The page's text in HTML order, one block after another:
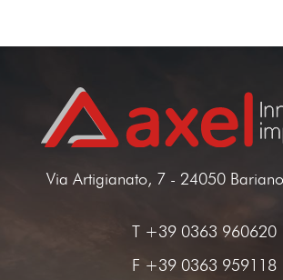
Via Artigianato, 7 - 24050
T +39 0363 960620
F +39 0363 959118